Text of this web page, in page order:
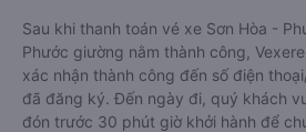
Sau khi thanh toán vé xe Sơn Hòa -
Phước giường nằm thành công,
xác nhận thành công đến số điện
đã đăng ký. Đến ngày đi, quý khách
đón trước 30 phút giờ khởi hành để